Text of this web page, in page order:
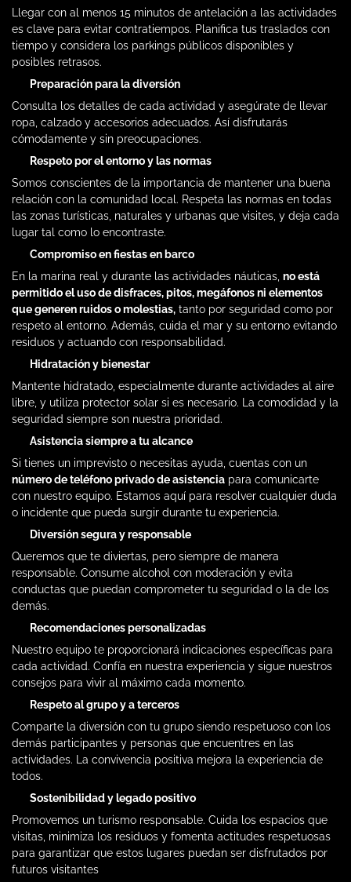
Llegar con al menos 15 minutos de antelación a las actividades
es clave para evitar contratiempos. Planifica tus traslados con
tiempo y considera los parkings públicos disponibles y
posibles retrasos.
Preparación para la diversión
Consulta los detalles de cada actividad y asegúrate de llevar
ropa, calzado y accesorios adecuados. Así disfrutarás
cómodamente y sin preocupaciones.
Respeto por el entorno y las normas
Somos conscientes de la importancia de mantener una buena
relación con la comunidad local. Respeta las normas en todas
las zonas turísticas, naturales y urbanas que visites, y deja cada
lugar tal como lo encontraste.
Compromiso en fiestas en barco
En la marina real y durante las actividades náuticas, no está
permitido el uso de disfraces, pitos, megáfonos ni elementos
que generen ruidos o molestias, tanto por seguridad como por
respeto al entorno. Además, cuida el mar y su entorno evitando
residuos y actuando con responsabilidad.
Hidratación y bienestar
Mantente hidratado, especialmente durante actividades al aire
libre, y utiliza protector solar si es necesario. La comodidad y la
seguridad siempre son nuestra prioridad.
Asistencia siempre a tu alcance
Si tienes un imprevisto o necesitas ayuda, cuentas con un
número de teléfono privado de asistencia para comunicarte
con nuestro equipo. Estamos aquí para resolver cualquier duda
o incidente que pueda surgir durante tu experiencia.
Diversión segura y responsable
Queremos que te diviertas, pero siempre de manera
responsable. Consume alcohol con moderación y evita
conductas que puedan comprometer tu seguridad o la de los
demás.
Recomendaciones personalizadas
Nuestro equipo te proporcionará indicaciones específicas para
cada actividad. Confía en nuestra experiencia y sigue nuestros
consejos para vivir al máximo cada momento.
Respeto al grupo y a terceros
Comparte la diversión con tu grupo siendo respetuoso con los
demás participantes y personas que encuentres en las
actividades. La convivencia positiva mejora la experiencia de
todos.
Sostenibilidad y legado positivo
Promovemos un turismo responsable. Cuida los espacios que
visitas, minimiza los residuos y fomenta actitudes respetuosas
para garantizar que estos lugares puedan ser disfrutados por
futuros visitantes